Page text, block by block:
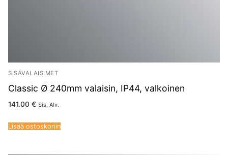
SISÄVALAISIMET
Classic Ø 240mm valaisin, IP44, valkoinen
141.00 € Sis. Alv.
Lisää ostoskoriin